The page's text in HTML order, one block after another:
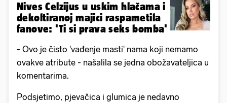
Nives Celzijus u uskim hlačama i
dekoltiranoj majici raspametila
fanove: 'Ti si prava seks bomba'
- Ovo je čisto 'vađenje masti' nama koji nemamo
ovakve atribute - našalila se jedna obožavateljica u
komentarima.
Podsjetimo, pjevačica i glumica je nedavno